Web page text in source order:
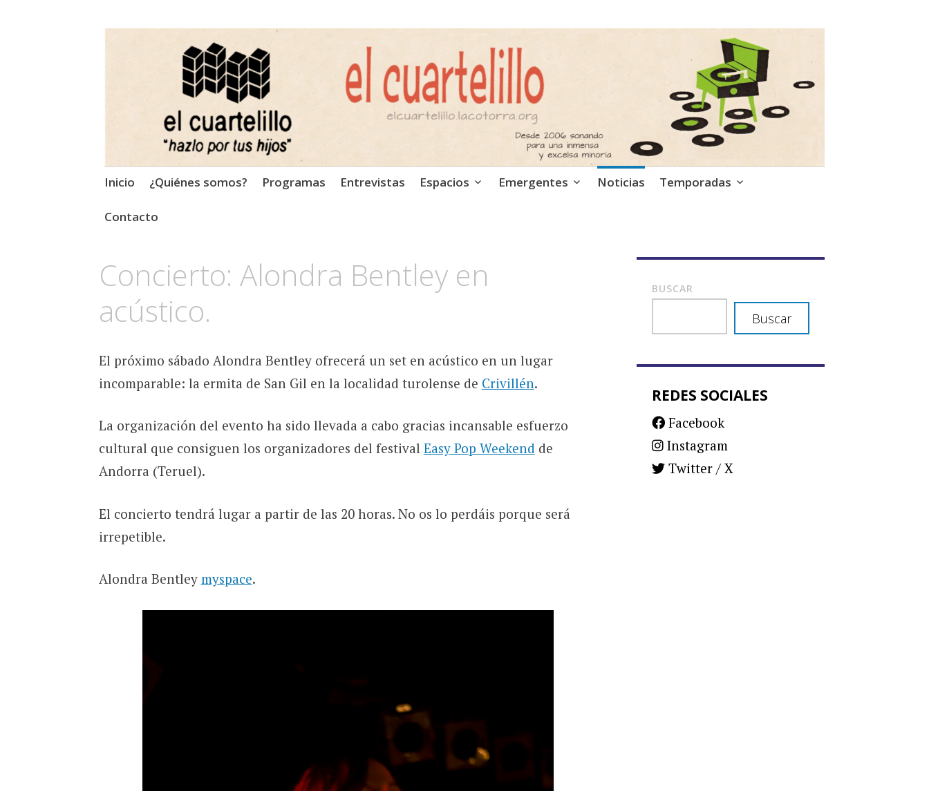
El Cuartelillo
Programa de radio de música independiente. Podcast
Saltar
contenido
Inicio ¿Quiénes somos? Programas Entrevistas Espacios Emergentes Noticias Temporadas
Contacto
Concierto: Alondra Bentley en
acústico.
El próximo sábado Alondra Bentley ofrecerá un set en acústico en un lugar
incomparable: la ermita de San Gil en la localidad turolense de Crivillén.
La organización del evento ha sido llevada a cabo gracias incansable esfuerzo
cultural que consiguen los organizadores del festival Easy Pop Weekend de
Andorra (Teruel).
El concierto tendrá lugar a partir de las 20 horas. No os lo perdáis porque será
irrepetible.
Alondra Bentley myspace.
BUSCAR
Buscar
REDES SOCIALES
Facebook
Instagram
Twitter / X